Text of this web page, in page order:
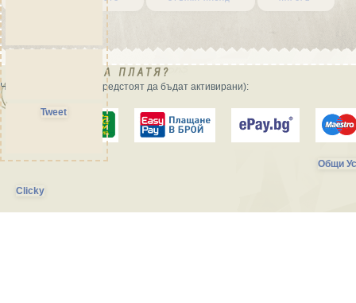
Начини на плащане (предстоят да бъдат активирани):
Общи
Clicky
Tweet